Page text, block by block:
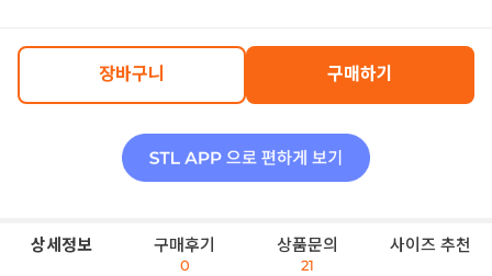
장바구니 구매하기
상세정보 구매후기
0
상품문의
21
사이즈 추천